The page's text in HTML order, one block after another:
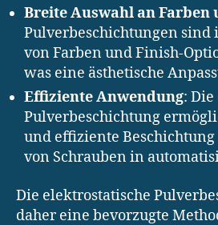
Breite Auswahl an Farben
Pulverbeschichtungen
von Farben und Finish-
was eine ästhetische
Effiziente Anwendung:
Pulverbeschichtung
und effiziente
von Schrauben in
Die elektrostatische
daher eine bevorzugte